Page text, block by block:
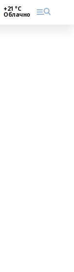
+21 °С
Облачно